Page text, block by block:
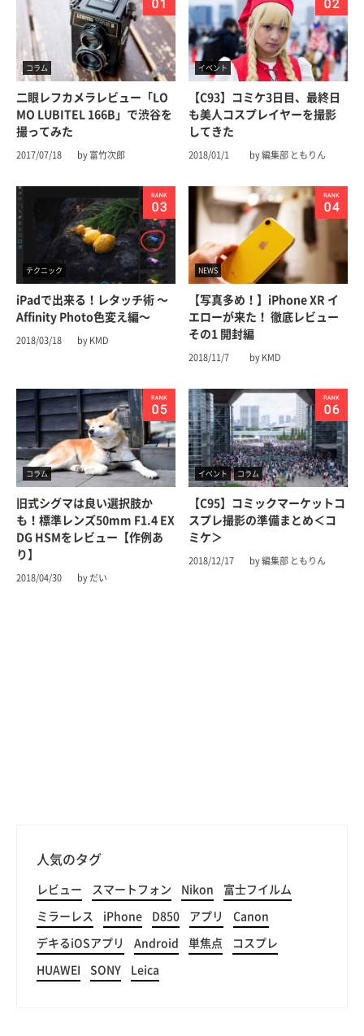
コラム
二眼レフカメラレビュー「LO
MO LUBITEL 166B」で渋谷を
撮ってみた
2017/07/18 by 富竹次郎
イベント
【C93】コミケ3日目、最終日
も美人コスプレイヤーを撮影
してきた
2018/01/1 by 編集部 ともりん
テクニック
iPadで出来る！レタッチ術 〜
Affinity Photo色変え編〜
2018/03/18 by KMD
NEWS
【写真多め！】iPhone XR イ
エローが来た！ 徹底レビュー
その1 開封編
2018/11/7 by KMD
コラム
旧式シグマは良い選択肢か
も！標準レンズ50mm F1.4 EX
DG HSMをレビュー【作例あ
り】
2018/04/30 by だい
イベント コラム
【C95】コミックマーケットコ
スプレ撮影の準備まとめ＜コ
ミケ＞
2018/12/17 by 編集部 ともりん
人気のタグ
レビュー スマートフォン Nikon 富士フイルム
ミラーレス iPhone D850 アプリ Canon
デキるiOSアプリ Android 単焦点 コスプレ
HUAWEI SONY Leica